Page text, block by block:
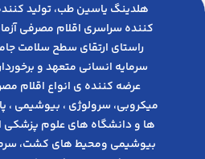
هلدینگ یاسین طب، تولید
کننده سراسری اقلام مصرفی
راﺳﺘﺎی ارﺗﻘﺎی ﺳﻄﺢ ﺳﻼﻣﺖ
ﺳﺮﻣﺎﯾﻪ انسانی متعهد و
عرضه کننده ی انواع اﻗﻼم
میکروبی، ﺳﺮوﻟﻮژی ، ﺑﯿﻮﺷﯿﻤﯽ ،
ها و دانشگاه های علوم پزشکی
بیوشیمی ومحیط های کشت، سرم